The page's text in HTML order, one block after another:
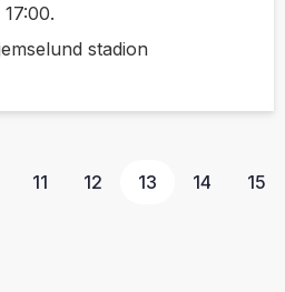
stadion
11 12 13 14 15